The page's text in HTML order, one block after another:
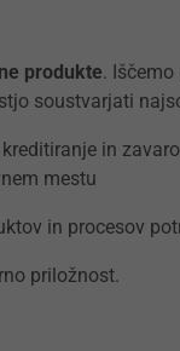
produkte.
soustvarjati
in
mestu
in procesov
priložnost.